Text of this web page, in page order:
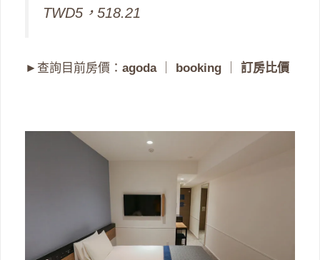
TWD5，518.21
►查詢目前房價： agoda｜ booking 訂房比價